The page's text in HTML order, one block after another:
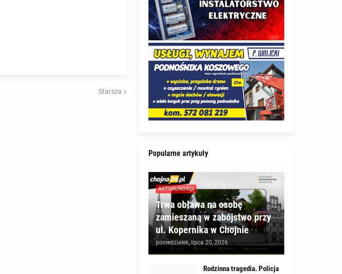
Starsza
Popularne artykuły
AKTUALNOŚCI
Trwa obława na osobę
zamieszaną w zabójstwo przy
ul. Kopernika w Chojnie
poniedziałek, lipca 20, 2026
Rodzinna tragedia. Policja